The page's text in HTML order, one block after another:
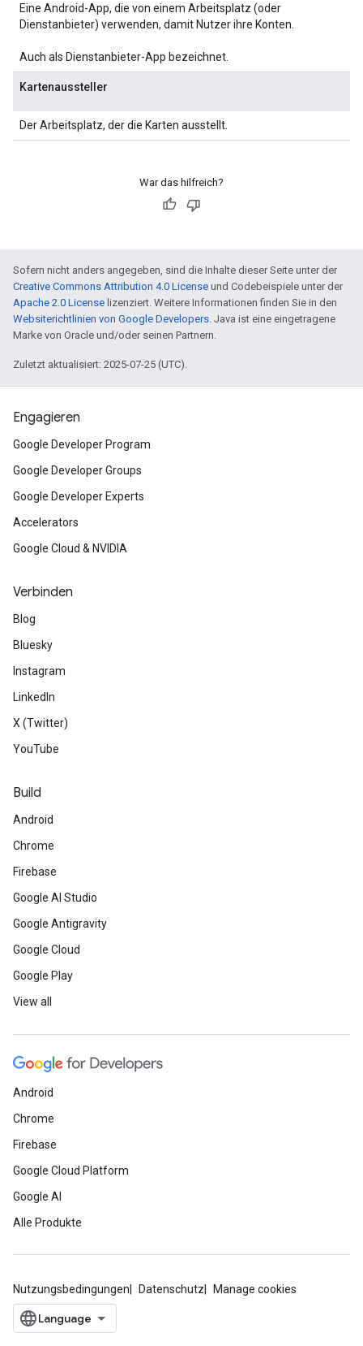
Eine Android-App, die von einem Arbeitsplatz (oder
Dienstanbieter) verwenden, damit Nutzer ihre Konten.
Auch als Dienstanbieter-App bezeichnet.
Kartenaussteller
Der Arbeitsplatz, der die Karten ausstellt.
War das hilfreich?
Sofern nicht anders angegeben, sind die Inhalte dieser Seite unter der
Creative Commons Attribution 4.0 License und Codebeispiele unter der
Apache 2.0 License lizenziert. Weitere Informationen finden Sie in den
Websiterichtlinien von Google Developers. Java ist eine eingetragene
Marke von Oracle und/oder seinen Partnern.
Zuletzt aktualisiert: 2025-07-25 (UTC).
Engagieren
Google Developer Program
Google Developer Groups
Google Developer Experts
Accelerators
Google Cloud & NVIDIA
Verbinden
Blog
Bluesky
Instagram
LinkedIn
X (Twitter)
YouTube
Build
Android
Chrome
Firebase
Google AI Studio
Google Antigravity
Google Cloud
Google Play
View all
Android
Chrome
Firebase
Google Cloud Platform
Google AI
Alle Produkte
Nutzungsbedingungen Datenschutz Manage cookies